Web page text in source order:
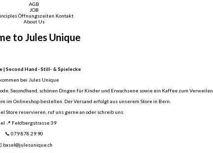
AGB
JOB
Öffnungszeiten Kontakt
About Us
to Jules Unique
| Second Hand · Still- & Spielecke
bei Jules Unique
Secondhand, schönen Dingen für Kinder und Erwachsene sowie ein Kaffee zum Verweilen.
im Onlineshop bestellen. Der Versand erfolgt aus unserem Store in Bern.
Store reservieren, ruf uns gerne an oder schreib uns.
📍 Feldbergstrasse 39
📞 079 878 29 90
basel@julesunique.ch